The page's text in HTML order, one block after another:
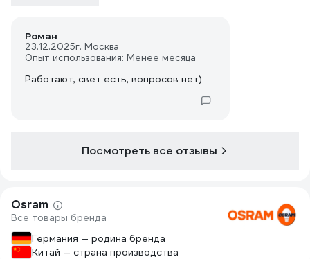
Роман
23.12.2025г. Москва
Опыт использования: Менее месяца
Работают, свет есть, вопросов нет)
Посмотреть все отзывы
Osram
Все товары бренда
Германия — родина бренда
Китай — страна производства